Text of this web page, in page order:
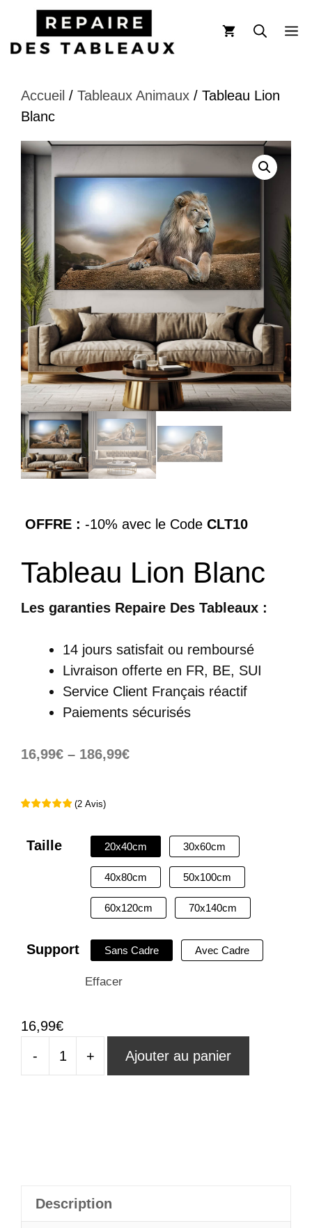
contenu
Accueil / Tableaux Animaux / Tableau Lion
Blanc
OFFRE : -10% avec le Code CLT10
Tableau Lion Blanc
Les garanties Repaire Des Tableaux :
14 jours satisfait ou remboursé
Livraison offerte en FR, BE, SUI
Service Client Français réactif
Paiements sécurisés
16,99€ – 186,99€
(2 Avis)
Taille 20x40cm 30x60cm
40x80cm 50x100cm
60x120cm 70x140cm
Support Sans Cadre Avec Cadre
Effacer
16,99€
-
quantité
+ Ajouter au panier
Description